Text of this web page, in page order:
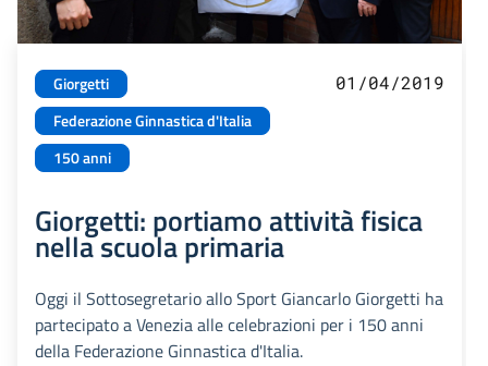
Giorgetti
Federazione Ginnastica d'Italia
150 anni
01/04/2019
Giorgetti: portiamo attività fisica
nella scuola primaria
Oggi il Sottosegretario allo Sport Giancarlo Giorgetti ha
partecipato a Venezia alle celebrazioni per i 150 anni
della Federazione Ginnastica d'Italia.